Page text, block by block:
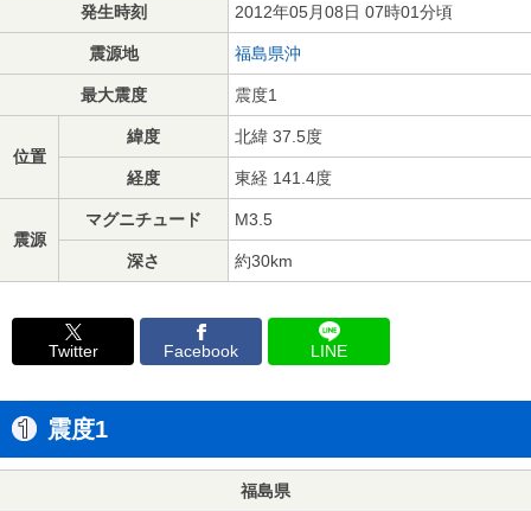
発生時刻 2012年05月08日 07時01分頃
震源地 福島県沖
最大震度 震度1
位置
緯度 北緯 37.5度
経度 東経 141.4度
震源
マグニチュード M3.5
深さ 約30km
Twitter Facebook LINE
震度1
福島県